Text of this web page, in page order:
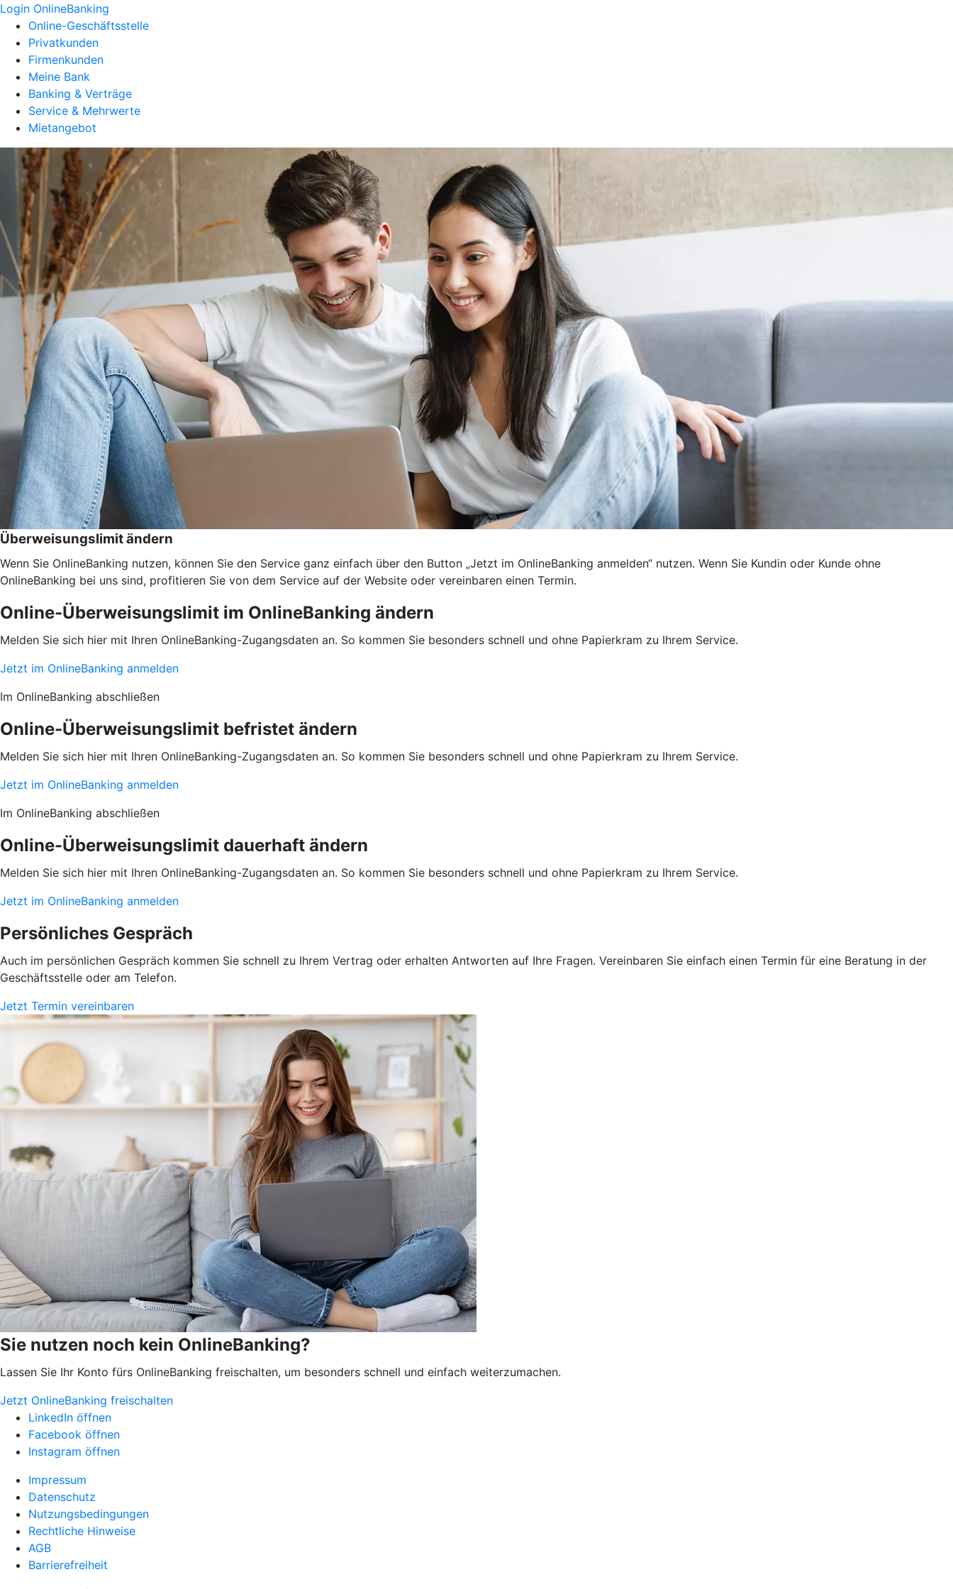
Login OnlineBanking
Online-Geschäftsstelle
Privatkunden
Firmenkunden
Meine Bank
Banking & Verträge
Service & Mehrwerte
Mietangebot
Überweisungslimit ändern
Wenn Sie OnlineBanking nutzen, können Sie den Service ganz einfach über den Button „Jetzt im OnlineBanking anmelden“ nutzen. Wenn Sie Kundin oder Kunde ohne
OnlineBanking bei uns sind, profitieren Sie von dem Service auf der Website oder vereinbaren einen Termin.
Online-Überweisungslimit im OnlineBanking ändern
Melden Sie sich hier mit Ihren OnlineBanking-Zugangsdaten an. So kommen Sie besonders schnell und ohne Papierkram zu Ihrem Service.
Jetzt im OnlineBanking anmelden
Im OnlineBanking abschließen
Online-Überweisungslimit befristet ändern
Melden Sie sich hier mit Ihren OnlineBanking-Zugangsdaten an. So kommen Sie besonders schnell und ohne Papierkram zu Ihrem Service.
Jetzt im OnlineBanking anmelden
Im OnlineBanking abschließen
Online-Überweisungslimit dauerhaft ändern
Melden Sie sich hier mit Ihren OnlineBanking-Zugangsdaten an. So kommen Sie besonders schnell und ohne Papierkram zu Ihrem Service.
Jetzt im OnlineBanking anmelden
Persönliches Gespräch
Auch im persönlichen Gespräch kommen Sie schnell zu Ihrem Vertrag oder erhalten Antworten auf Ihre Fragen. Vereinbaren Sie einfach einen Termin für eine Beratung in der
Geschäftsstelle oder am Telefon.
Jetzt Termin vereinbaren
Sie nutzen noch kein OnlineBanking?
Lassen Sie Ihr Konto fürs OnlineBanking freischalten, um besonders schnell und einfach weiterzumachen.
Jetzt OnlineBanking freischalten
LinkedIn öffnen
Facebook öffnen
Instagram öffnen
Impressum
Datenschutz
Nutzungsbedingungen
Rechtliche Hinweise
AGB
Barrierefreiheit